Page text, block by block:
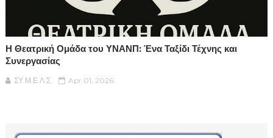
Η Θεατρική Ομάδα του ΥΝΑΝΠ: Ένα Ταξίδι Τέχνης και
Συνεργασίας
ΣΥ.Μ.Ε.Λ.Σ. Apr 01, 2026